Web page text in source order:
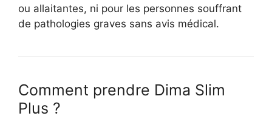
ou allaitantes, ni pour les personnes souffrant
de pathologies graves sans avis médical.
Comment prendre Dima Slim
Plus ?
59,65€